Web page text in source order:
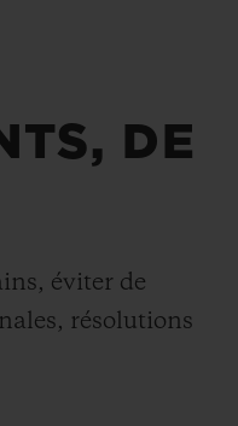
DE
éviter de
résolutions